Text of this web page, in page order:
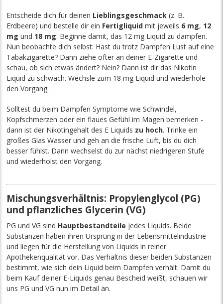
Entscheide dich für deinen Lieblingsgeschmack (z. B.
Erdbeere) und bestelle dir ein Fertigliquid mit jeweils 6 mg, 12
mg und 18 mg. Beginne damit, das 12 mg Liquid zu dampfen.
Nun beobachte dich selbst: Hast du trotz Dampfen Lust auf eine
Tabakzigarette? Dann ziehe öfter an deiner E-Zigarette und
schau, ob sich etwas ändert? Nein? Dann ist dir das Nikotin
Liquid zu schwach. Wechsle zum 18 mg Liquid und wiederhole
den Vorgang.
Solltest du beim Dampfen Symptome wie Schwindel,
Kopfschmerzen oder ein flaues Gefühl im Magen bemerken -
dann ist der Nikotingehalt des E Liquids zu hoch. Trinke ein
großes Glas Wasser und geh an die frische Luft, bis du dich
besser fühlst. Dann wechselst du zur nächst niedrigeren Stufe
und wiederholst den Vorgang.
Mischungsverhältnis: Propylenglycol (PG)
und pflanzliches Glycerin (VG)
PG und VG sind Hauptbestandteile jedes Liquids. Beide
Substanzen haben ihren Ursprung in der Lebensmittelindustrie
und liegen für die Herstellung von Liquids in reiner
Apothekenqualität vor. Das Verhältnis dieser beiden Substanzen
bestimmt, wie sich dein Liquid beim Dampfen verhält. Damit du
beim Kauf deiner E-Liquids genau Bescheid weißt, schauen wir
uns PG und VG nun im Detail an.